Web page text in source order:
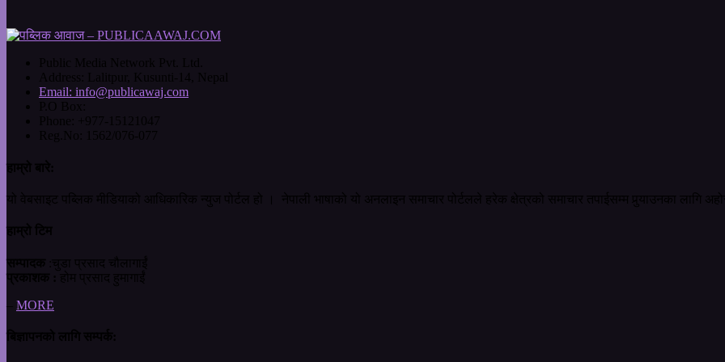
Email: info@publicawaj.com
MORE